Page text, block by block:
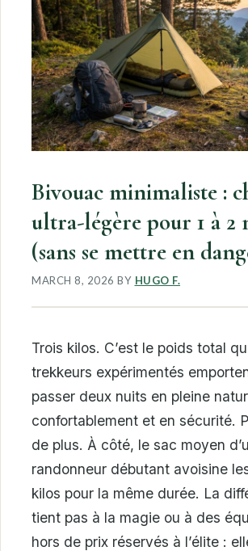
Bivouac minimaliste :
ultra-légère pour 1 à 2
(sans se mettre en
MARCH 8, 2026 BY HUGO F.
Trois kilos. C’est le poids total
trekkeurs expérimentés
passer deux nuits en pleine
confortablement et en sécurité.
de plus. À côté, le sac moyen
randonneur débutant avoisine
kilos pour la même durée. La
tient pas à la magie ou à des
hors de prix réservés à l’élite :